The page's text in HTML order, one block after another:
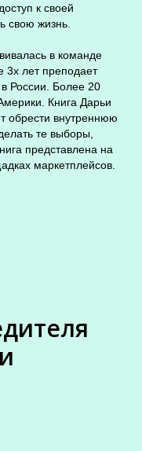
к своей
свою жизнь.
в команде
3х лет преподает
России. Более 20
Книга Дарьи
обрести внутреннюю
те выборы,
представлена на
маркетплейсов.